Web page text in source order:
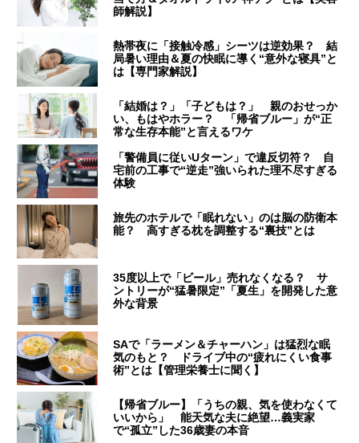
師解説】
熱帯夜に「接触冷感」シーツは逆効果？ 結
局暑い理由＆夏の快眠に導く“意外な寝具”と
は【専門家解説】
「結婚は？」「子どもは？」 親のおせっか
い、もはやホラー？ 「帰省ブルー」が“正
常な生存本能”と言えるワケ
「警備員に従いUターン」で違反切符？ 自
宅前の工事で“逆走”強いられた理不尽すぎる
体験
旅先のホテルで「眠れない」のは脳の防衛本
能？ 高すぎる枕を調整する“裏技”とは
35度以上で「ビール」売れなくなる？ サ
ントリーが“猛暑限定”「夏生」を開発した意
外な背景
SAで「ラーメン＆チャーハン」は猛烈な眠
気のもと？ ドライブ中の“疲れにくい食事
術”とは【管理栄養士に聞く】
【帰省ブルー】「うちの親、気を使わなくて
いいから」 能天気な夫に絶望…義実家
で“孤立”した36歳妻の本音